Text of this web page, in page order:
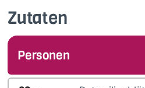
Zutaten
Personen